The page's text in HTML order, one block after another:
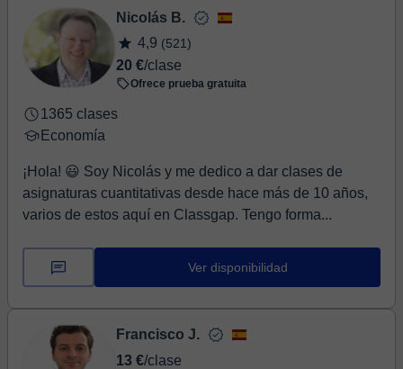
Nicolás B.
4,9 (521)
20 €/clase
Ofrece prueba gratuita
1365 clases
Economía
¡Hola! 😃 Soy Nicolás y me dedico a dar clases de
asignaturas cuantitativas desde hace más de 10 años,
varios de estos aquí en Classgap. Tengo forma...
Ver disponibilidad
Francisco J.
13 €/clase